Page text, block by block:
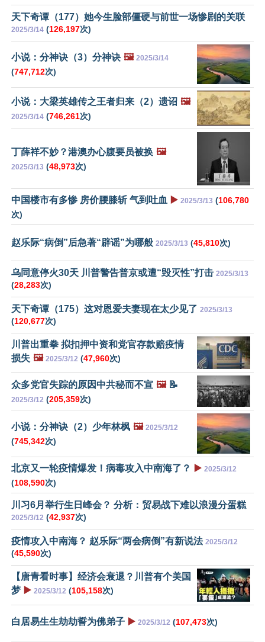
天下奇谭（177）她今生脸部僵硬与前世一场惨剧的关联
2025/3/14 (126,197次)
小说：分神诀（3）分神诀 🖼️ 2025/3/14
(747,712次)
小说：大梁英雄传之王者归来（2）遗诏 🖼️
2025/3/14 (746,261次)
丁薛祥不妙？港澳办心腹要员被换 🖼️
2025/3/13 (48,973次)
中国楼市有多惨 房价腰膝斩 气到吐血 ▶️ 2025/3/13 (106,780
次)
赵乐际“病倒”后急著“辟谣”为哪般 2025/3/13 (45,810次)
乌同意停火30天 川普警告普京或遭“毁灭性”打击 2025/3/13
(28,283次)
天下奇谭（175）这对恩爱夫妻现在太少见了 2025/3/13
(120,677次)
川普出重拳 拟扣押中资和党官存款赔疫情
损失 🖼️ 2025/3/12 (47,960次)
众多党官失踪的原因中共秘而不宣 🖼️📝
2025/3/12 (205,359次)
小说：分神诀（2）少年林枫 🖼️ 2025/3/12
(745,342次)
北京又一轮疫情爆发！病毒攻入中南海了？ ▶️ 2025/3/12
(108,590次)
川习6月举行生日峰会？ 分析：贸易战下难以浪漫分蛋糕
2025/3/12 (42,937次)
疫情攻入中南海？ 赵乐际“两会病倒”有新说法 2025/3/12
(45,590次)
【唐青看时事】经济会衰退？川普有个美国
梦 ▶️ 2025/3/12 (105,158次)
白居易生生劫劫誓为佛弟子 ▶️ 2025/3/12 (107,473次)